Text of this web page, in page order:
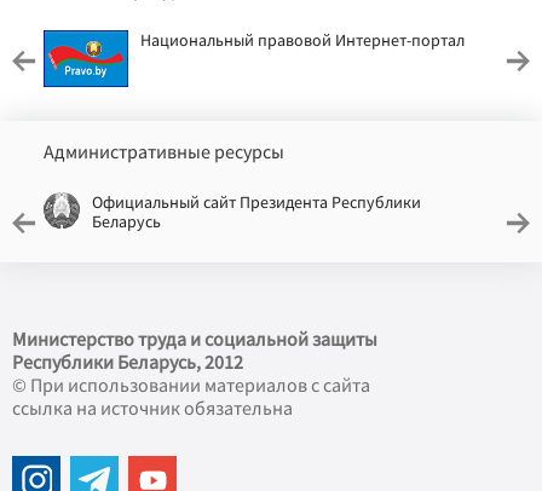
Национальный правовой Интернет-портал
Административные ресурсы
Официальный сайт Президента Республики
Беларусь
Министерство труда и социальной защиты
Республики Беларусь, 2012
© При использовании материалов с сайта
ссылка на источник обязательна